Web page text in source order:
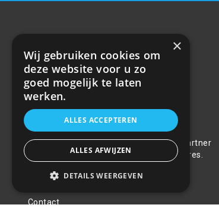
Over ons
Welkom bij R&R Parts Automotive, uw partner
voor de aanschaf van alle auto accessoires.
service & prijs te bieden.
Contact
×
Wij gebruiken cookies om
deze website voor u zo
goed mogelijk te laten
werken.
ALLES ACCEPTEREN
ALLES AFWIJZEN
DETAILS WEERGEVEN